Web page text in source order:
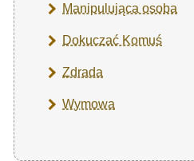
Manipulująca osoba
Dokuczać Komuś
Zdrada
Wymowa